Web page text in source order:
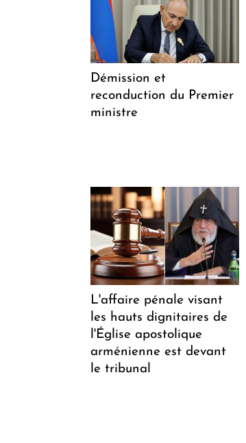
Démission et
reconduction du Premier
ministre
L'affaire pénale visant
les hauts dignitaires de
l'Église apostolique
arménienne est devant
le tribunal